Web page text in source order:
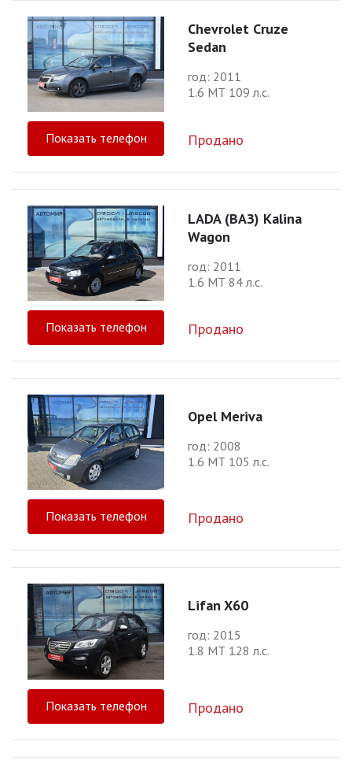
Chevrolet Cruze
Sedan
год: 2011
1.6 МТ 109 л.с.
Показать телефон Продано
LADA (ВАЗ) Kalina
Wagon
год: 2011
1.6 МТ 84 л.с.
Показать телефон Продано
Opel Meriva
год: 2008
1.6 МТ 105 л.с.
Показать телефон Продано
Lifan X60
год: 2015
1.8 МТ 128 л.с.
Показать телефон Продано